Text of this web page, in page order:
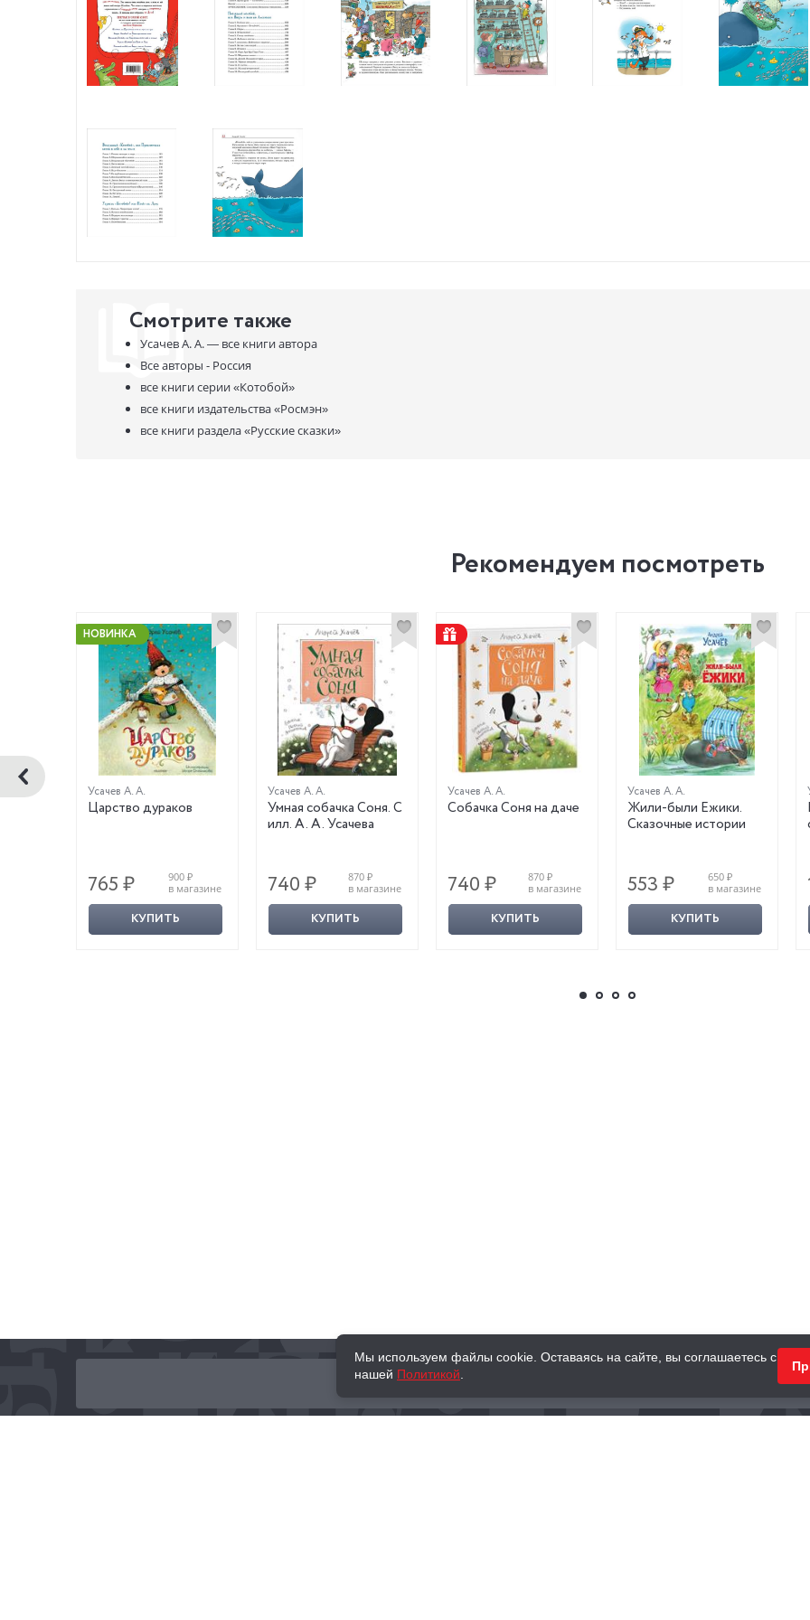
«Котобой», или Приключения котов на море и на суше
Вперёд, «Котобой»! или Новые приключения котов
Воздушный «Котобой», или Приключения котов в небе и на земле
Украсть «Котобой»! или Полёт на Луну
Последний «Котобой», или Вверх и вниз по Амазонке
Смотрите также
Усачев А. А. — все книги автора
Все авторы - Россия
все книги серии«Котобой»
все книги издательства«Росмэн»
все книги раздела«Русские сказки»
Рекомендуем посмотреть
НОВИНКА
Усачев А. А.
Царство дураков
765 ₽
900 ₽
в магазине
КУПИТЬ
Усачев А. А.
Умная собачка Соня. С
илл. А. А. Усачева
740 ₽
870 ₽
в магазине
КУПИТЬ
Усачев А. А.
Собачка Соня на даче
740 ₽
870 ₽
в магазине
КУПИТЬ
Усачев А. А.
Жили-были Ежики.
Сказочные истории
553 ₽
650 ₽
в магазине
КУПИТЬ
КНИГИ ПОДАРКИ
Мы используем файлы cookie. Оставаясь на сайте, вы соглашаетесь с
нашей Политикой